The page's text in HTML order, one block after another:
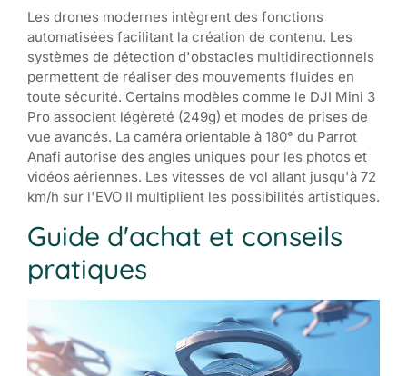
Les drones modernes intègrent des fonctions
automatisées facilitant la création de contenu. Les
systèmes de détection d'obstacles multidirectionnels
permettent de réaliser des mouvements fluides en
toute sécurité. Certains modèles comme le DJI Mini 3
Pro associent légèreté (249g) et modes de prises de
vue avancés. La caméra orientable à 180° du Parrot
Anafi autorise des angles uniques pour les photos et
vidéos aériennes. Les vitesses de vol allant jusqu'à 72
km/h sur l'EVO II multiplient les possibilités artistiques.
Guide d'achat et conseils
pratiques